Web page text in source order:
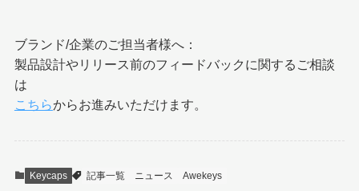
ブランド/企業のご担当者様へ：
製品設計やリリース前のフィードバックに関するご相談
は
こちらからお進みいただけます。
Keycaps 記事一覧 ニュース Awekeys